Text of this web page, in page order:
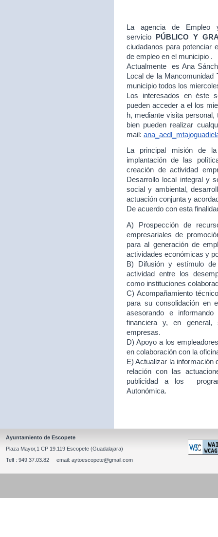
La agencia de Empleo
servicio
PÚBLICO Y
ciudadanos para potenciar
de empleo en el municipio .
Actualmente es Ana
Local de la Mancomunidad
municipio todos los
Los interesados en éste
pueden acceder a el los
h, mediante visita
bien pueden realizar
mail:
La principal misión de
implantación de las
creación de actividad
Desarrollo local integral y
social y ambiental,
actuación conjunta y
De acuerdo con esta
A) Prospección de
empresariales de
para al generación de
actividades económicas y
B) Difusión y estímulo de
actividad entre los
como instituciones
C) Acompañamiento
para su consolidación en
asesorando e
financiera y, en
empresas.
D) Apoyo a los
en colaboración con la
E) Actualizar la información
relación con las
publicidad a los
Autonómica.
Ayuntamiento de Escopete
Plaza Mayor,1 CP 19.119 Escopete (Guadalajara)
Telf : 949.37.03.82 email: aytoescopete@gmail.com